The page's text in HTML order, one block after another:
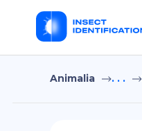
Animalia . . .